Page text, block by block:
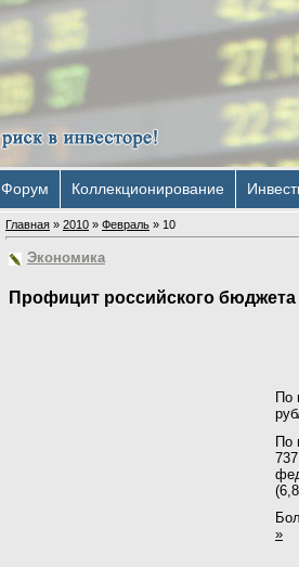
Форум Коллекционирование
Главная » 2010 » Февраль » 10
Экономика
Профицит российского
По
По
»